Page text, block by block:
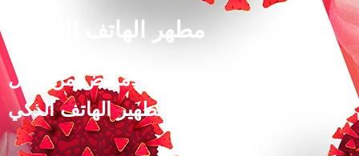
مطهر الهاتف الخليوي
احمِ نفسك من مسببات الأمراض من خلال
تطهير الهاتف الذكي